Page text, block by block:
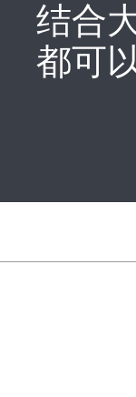
结合
都可